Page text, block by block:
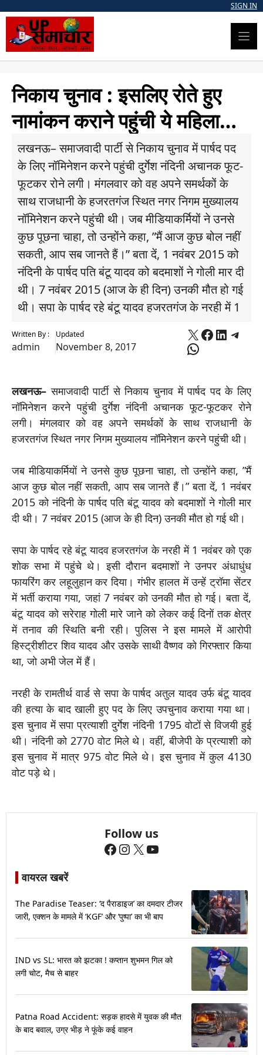
content
SIGN IN
निकाय चुनाव : इसलिए रोते हुए
नामांकन कराने पहुंची ये म‍ह‍िला…
लखनऊ– समाजवादी पार्टी से न‍िकाय चुनाव में पार्षद पद
के ल‍िए नॉम‍िनेशन करने पहुंची दुर्गेश नंद‍िनी अचानक फूट-
फूटकर रोने लगी। मंगलवार को वह अपने समर्थकों के
साथ राजधानी के हजरतगंज स्थ‍ित नगर न‍िगम मुख्यालय
नॉम‍िनेशन करने पहुंची थी। जब मीड‍ियाकर्म‍ियों ने उनसे
कुछ पूछना चाहा, तो उन्होंने कहा, ”मैं आज कुछ बोल नहीं
सकती, आप सब जानते हैं।” बता दें, 1 नवंबर 2015 को
नंद‍िनी के पार्षद पत‍ि बंटू यादव को बदमाशों ने गोली मार दी
थी। 7 नवंबर 2015 (आज के ही दिन) उनकी मौत हो गई
थी। सपा के पार्षद रहे बंटू यादव हजरतगंज के नरही में 1
Written By :
admin
Updated
November 8, 2017
X Facebook
WhatsApp
लखनऊ– समाजवादी पार्टी से न‍िकाय चुनाव में पार्षद पद के ल‍िए
नॉम‍िनेशन करने पहुंची दुर्गेश नंद‍िनी अचानक फूट-फूटकर रोने
लगी। मंगलवार को वह अपने समर्थकों के साथ राजधानी के
हजरतगंज स्थ‍ित नगर न‍िगम मुख्यालय नॉम‍िनेशन करने पहुंची थी।
जब मीड‍ियाकर्म‍ियों ने उनसे कुछ पूछना चाहा, तो उन्होंने कहा, ”मैं
आज कुछ बोल नहीं सकती, आप सब जानते हैं।” बता दें, 1 नवंबर
2015 को नंद‍िनी के पार्षद पत‍ि बंटू यादव को बदमाशों ने गोली मार
दी थी। 7 नवंबर 2015 (आज के ही दिन) उनकी मौत हो गई थी।
सपा के पार्षद रहे बंटू यादव हजरतगंज के नरही में 1 नवंबर को एक
शोक सभा में पहुंचे थे। इसी दौरान बदमाशों ने उनपर अंधाधुंध
फायर‍िंग कर लहूलुहान कर द‍िया। गंभीर हालत में उन्हें ट्रॉमा सेंटर
में भर्ती कराया गया, जहां 7 नवंबर को उनकी मौत हो गई। बता दें,
बंटू यादव को सरेराह गोली मारे जाने को लेकर कई दिनों तक क्षेत्र
में तनाव की स्थिति बनी रही। पुल‍िस ने इस मामले में आरोपी
हिस्ट्रीशीटर शिव यादव और उसके साथी वैष्‍णव को गिरफ्तार किया
था, जो अभी जेल में हैं।
नरही के रामतीर्थ वार्ड से सपा के पार्षद अतुल यादव उर्फ बंटू यादव
की हत्या के बाद खाली हुए पद के लिए उपचुनाव कराया गया था।
इस चुनाव में सपा प्रत्याशी दुर्गेश नंदि‍नी 1795 वोटों से विजयी हुई
थी। नंदिनी को 2770 वोट मिले थे। वहीं, बीजेपी के प्रत्याशी को
इस चुनाव में मात्र 975 वोट मिले थे। इस चुनाव में कुल 4130
वोट पड़े थे।
Follow us
Facebook
Instagram
X YouTube
वायरल खबरें
The Paradise Teaser: ‘द पैराडाइज’ का दमदार टीजर
जारी, एक्शन के मामले में ‘KGF’ और ‘पुष्पा’ का भी बाप
IND vs SL: भारत को झटका ! कप्तान शुभमन गिल को
लगी चोट, मैच से बाहर
Patna Road Accident: सड़क हादसे में युवक की मौत
के बाद बवाल, उग्र भीड़ ने फूंके कई वाहन